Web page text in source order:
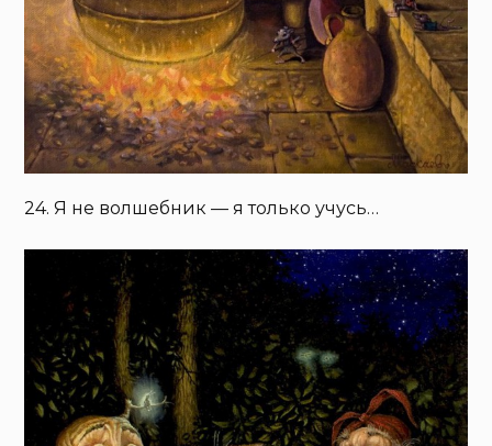
24. Я не волшебник — я только учусь…